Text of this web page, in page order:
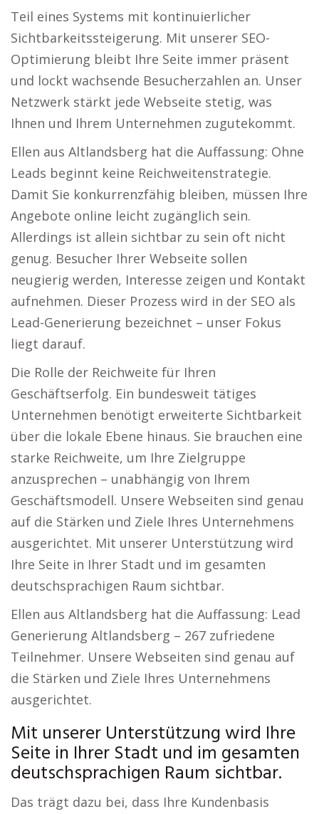
Teil eines Systems mit kontinuierlicher
Sichtbarkeitssteigerung. Mit unserer SEO-
Optimierung bleibt Ihre Seite immer präsent
und lockt wachsende Besucherzahlen an. Unser
Netzwerk stärkt jede Webseite stetig, was
Ihnen und Ihrem Unternehmen zugutekommt.
Ellen aus Altlandsberg hat die Auffassung: Ohne
Leads beginnt keine Reichweitenstrategie.
Damit Sie konkurrenzfähig bleiben, müssen Ihre
Angebote online leicht zugänglich sein.
Allerdings ist allein sichtbar zu sein oft nicht
genug. Besucher Ihrer Webseite sollen
neugierig werden, Interesse zeigen und Kontakt
aufnehmen. Dieser Prozess wird in der SEO als
Lead-Generierung bezeichnet – unser Fokus
liegt darauf.
Die Rolle der Reichweite für Ihren
Geschäftserfolg. Ein bundesweit tätiges
Unternehmen benötigt erweiterte Sichtbarkeit
über die lokale Ebene hinaus. Sie brauchen eine
starke Reichweite, um Ihre Zielgruppe
anzusprechen – unabhängig von Ihrem
Geschäftsmodell. Unsere Webseiten sind genau
auf die Stärken und Ziele Ihres Unternehmens
ausgerichtet. Mit unserer Unterstützung wird
Ihre Seite in Ihrer Stadt und im gesamten
deutschsprachigen Raum sichtbar.
Ellen aus Altlandsberg hat die Auffassung: Lead
Generierung Altlandsberg – 267 zufriedene
Teilnehmer. Unsere Webseiten sind genau auf
die Stärken und Ziele Ihres Unternehmens
ausgerichtet.
Mit unserer Unterstützung wird Ihre
Seite in Ihrer Stadt und im gesamten
deutschsprachigen Raum sichtbar.
Das trägt dazu bei, dass Ihre Kundenbasis